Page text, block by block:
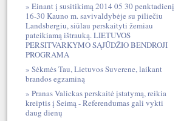
Einant į susitikimą 2014 05 30 penktadienį
16-30 Kauno m. savivaldybėje su piliečiu
Landsbergiu, siūlau perskaityti žemiau
pateikiamą ištrauką. LIETUVOS
PERSITVARKYMO SĄJŪDŽIO BENDROJI
PROGRAMA
Sėkmės Tau, Lietuvos Suverene, laikant
brandos egzaminą
Pranas Valickas perskaitė įstatymą, reikia
kreiptis į Seimą - Referendumas gali vykti
daug dienų